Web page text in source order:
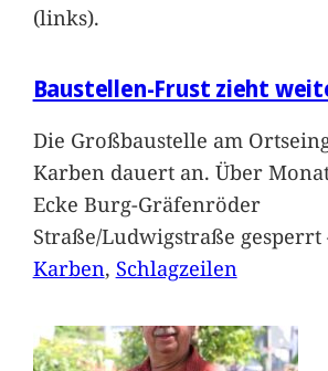
(links).
Baustellen-Frust zieht
Die Großbaustelle am
Karben dauert an. Über
Ecke Burg-Gräfenröder
Straße/Ludwigstraße
Karben, Schlagzeilen